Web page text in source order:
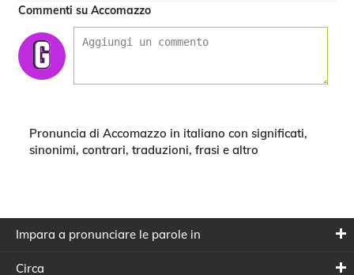
Commenti su Accomazzo
Pronuncia di Accomazzo in italiano con significati,
sinonimi, contrari, traduzioni, frasi e altro
Impara a pronunciare le parole in
Circa